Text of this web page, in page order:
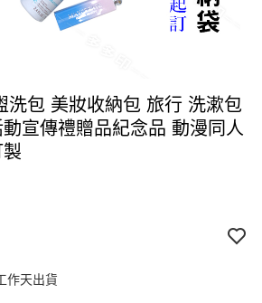
洗包 美妝收納包 旅行 洗漱包
宣傳禮贈品紀念品 動漫同人
作天出貨